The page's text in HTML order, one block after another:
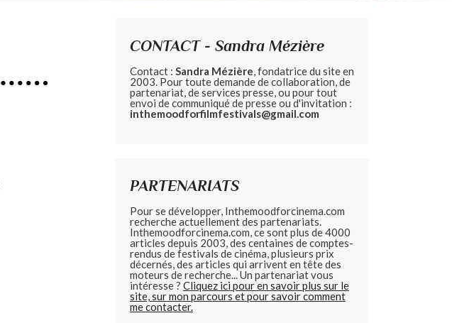
CONTACT - Sandra Mézière
Contact : Sandra Mézière, fondatrice du site en
2003. Pour toute demande de collaboration, de
partenariat, de services presse, ou pour tout
envoi de communiqué de presse ou d'invitation :
inthemoodforfilmfestivals@gmail.com
PARTENARIATS
Pour se développer, Inthemoodforcinema.com
recherche actuellement des partenariats.
Inthemoodforcinema.com, ce sont plus de 4000
articles depuis 2003, des centaines de comptes-
rendus de festivals de cinéma, plusieurs prix
décernés, des articles qui arrivent en tête des
moteurs de recherche... Un partenariat vous
intéresse ? Cliquez ici pour en savoir plus sur le
site, sur mon parcours et pour savoir comment
me contacter.